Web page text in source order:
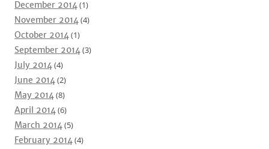
December 2014(1)
November 2014(4)
October 2014(1)
September 2014(3)
July 2014(4)
June 2014(2)
May 2014(8)
April 2014(6)
March 2014(5)
February 2014(4)